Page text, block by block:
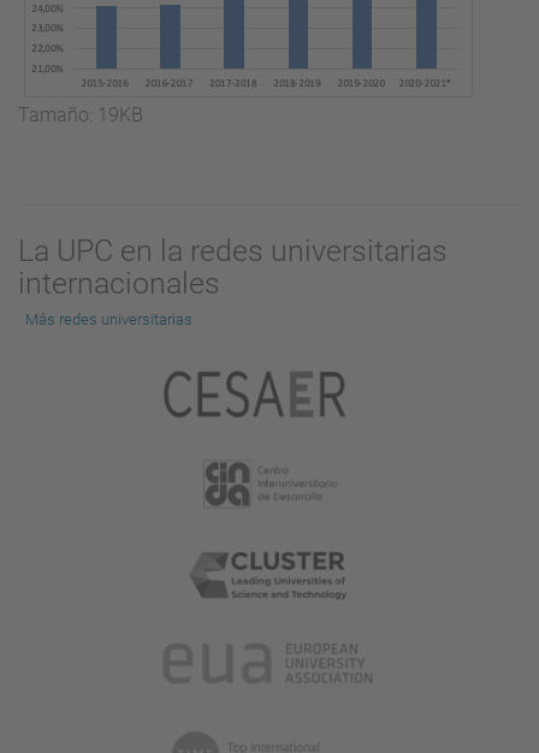
Haga
imagen
Tamaño: 19KB
La UPC en la redes universitarias
internacionales
Más redes universitarias